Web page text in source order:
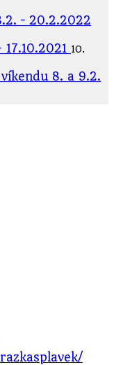
- 20.2.2022
10.
8. a 9.2.